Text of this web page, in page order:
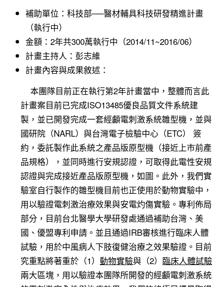
補助單位：科技部──醫材輔具科技研發精進計畫
（執行中）
金額：2年共300萬執行中（2014/11~2016/06）
計畫主持人：彭志維
計畫內容與成果敘述：
本團隊目前正在執行第2年計畫當中，整體而言此
計畫案目前已完成ISO13485優良品質文件系統建
製，並已開發完成一套經顱電刺激系統雛型機，並與
國研院（NARL）與台灣電子檢驗中心（ETC） 簽
約，委託製作此系統之產品版原型機（接近上市前產
品規格），並同時進行安規認證，可取得此電性安規
認證與完成接近產品版原型機，如圖。此外，我們實
驗室自行製作的雛型機目前也正使用於動物實驗中，
用以驗證電刺激治療效果與安電灼傷實驗。專利佈局
部分，目前台北醫學大學研發處通過補助台灣、美
國、優盟專利申請。並且通過IRB審核進行臨床人體
試驗，用於中風病人下肢復健治療之效果驗證。目前
究重點將著重於（1） 動物實驗與（2） 臨床人體試驗
兩大區塊，用以驗證本團隊所開發的經顱電刺激系統